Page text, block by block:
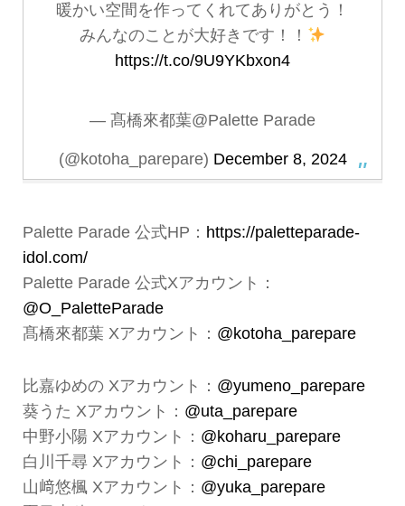
暖かい空間を作ってくれてありがとう！
みんなのことが大好きです！！
https://t.co/9U9YKbxon4
— 髙橋來都葉@Palette Parade
(@kotoha_parepare) December 8, 2024
Palette Parade 公式HP： https://paletteparade-
idol.com/
Palette Parade 公式Xアカウント：
@O_PaletteParade
髙橋來都葉 Xアカウント： @kotoha_parepare
比嘉ゆめの Xアカウント： @yumeno_parepare
葵うた Xアカウント： @uta_parepare
中野小陽 Xアカウント： @koharu_parepare
白川千尋 Xアカウント： @chi_parepare
山﨑悠楓 Xアカウント： @yuka_parepare